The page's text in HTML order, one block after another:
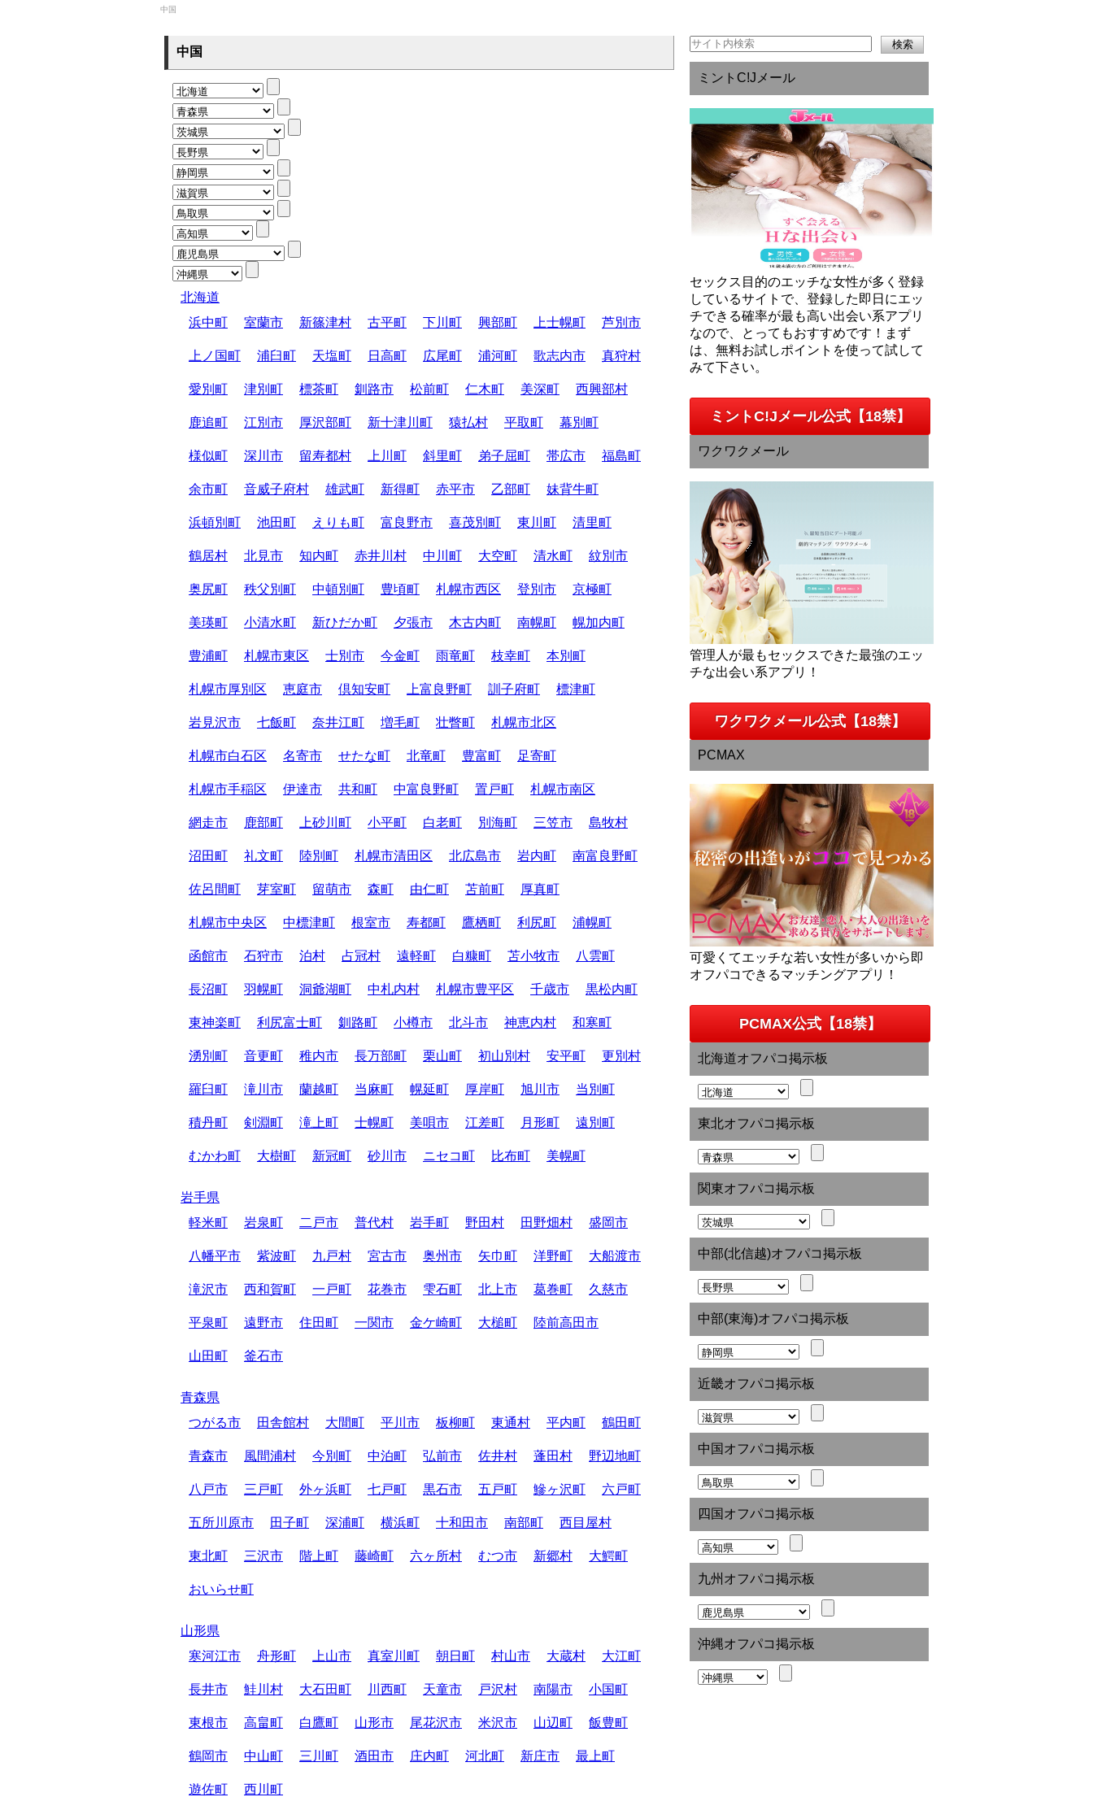
中国
中国
北海道
浜中町
室蘭市 新篠津村 古平町 下川町 興部町 上士幌町 芦別市
上ノ国町 浦臼町 天塩町 日高町 広尾町 浦河町 歌志内市 真狩村
愛別町 津別町 標茶町 釧路市 松前町 仁木町 美深町 西興部村
鹿追町 江別市 厚沢部町 新十津川町 猿払村 平取町 幕別町
様似町 深川市 留寿都村 上川町 斜里町 弟子屈町 帯広市 福島町
余市町 音威子府村 雄武町 新得町 赤平市 乙部町 妹背牛町
浜頓別町 池田町 えりも町 富良野市 喜茂別町 東川町 清里町
鶴居村 北見市 知内町 赤井川村 中川町 大空町 清水町 紋別市
奥尻町 秩父別町 中頓別町 豊頃町 札幌市西区 登別市 京極町
美瑛町 小清水町 新ひだか町 夕張市 木古内町 南幌町 幌加内町
豊浦町 札幌市東区 士別市 今金町 雨竜町 枝幸町 本別町
札幌市厚別区 恵庭市 倶知安町 上富良野町 訓子府町 標津町
岩見沢市 七飯町 奈井江町 増毛町 壮瞥町 札幌市北区
札幌市白石区 名寄市 せたな町 北竜町 豊富町 足寄町
札幌市手稲区 伊達市 共和町 中富良野町 置戸町 札幌市南区
網走市 鹿部町 上砂川町 小平町 白老町 別海町 三笠市 島牧村
沼田町 礼文町 陸別町 札幌市清田区 北広島市 岩内町 南富良野町
佐呂間町 芽室町 留萌市 森町 由仁町 苫前町 厚真町
札幌市中央区 中標津町 根室市 寿都町 鷹栖町 利尻町 浦幌町
函館市 石狩市 泊村 占冠村 遠軽町 白糠町 苫小牧市 八雲町
長沼町 羽幌町 洞爺湖町 中札内村 札幌市豊平区 千歳市 黒松内町
東神楽町 利尻富士町 釧路町 小樽市 北斗市 神恵内村 和寒町
湧別町 音更町 稚内市 長万部町 栗山町 初山別村 安平町 更別村
羅臼町 滝川市 蘭越町 当麻町 幌延町 厚岸町 旭川市 当別町
積丹町 剣淵町 滝上町 士幌町 美唄市 江差町 月形町 遠別町
むかわ町 大樹町 新冠町 砂川市 ニセコ町 比布町 美幌町
岩手県
軽米町
岩泉町 二戸市 普代村 岩手町 野田村 田野畑村 盛岡市
八幡平市 紫波町 九戸村 宮古市 奥州市 矢巾町 洋野町 大船渡市
滝沢市 西和賀町 一戸町 花巻市 雫石町 北上市 葛巻町 久慈市
平泉町 遠野市 住田町 一関市 金ケ崎町 大槌町 陸前高田市
山田町 釜石市
青森県
つがる市
田舎館村 大間町 平川市 板柳町 東通村 平内町 鶴田町
青森市 風間浦村 今別町 中泊町 弘前市 佐井村 蓬田村 野辺地町
八戸市 三戸町 外ヶ浜町 七戸町 黒石市 五戸町 鰺ヶ沢町 六戸町
五所川原市 田子町 深浦町 横浜町 十和田市 南部町 西目屋村
東北町 三沢市 階上町 藤崎町 六ヶ所村 むつ市 新郷村 大鰐町
おいらせ町
山形県
寒河江市
舟形町 上山市 真室川町 朝日町 村山市 大蔵村 大江町
長井市 鮭川村 大石田町 川西町 天童市 戸沢村 南陽市 小国町
東根市 高畠町 白鷹町 山形市 尾花沢市 米沢市 山辺町 飯豊町
鶴岡市 中山町 三川町 酒田市 庄内町 河北町 新庄市 最上町
遊佐町 西川町
ミントC!Jメール
セックス目的のエッチな女性が多く登録
しているサイトで、登録した即日にエッ
チできる確率が最も高い出会い系アプリ
なので、とってもおすすめです！まず
は、無料お試しポイントを使って試して
みて下さい。
ミントC!Jメール公式【18禁】
ワクワクメール
管理人が最もセックスできた最強のエッ
チな出会い系アプリ！
ワクワクメール公式【18禁】
PCMAX
可愛くてエッチな若い女性が多いから即
オフパコできるマッチングアプリ！
PCMAX公式【18禁】
北海道オフパコ掲示板
東北オフパコ掲示板
関東オフパコ掲示板
中部(北信越)オフパコ掲示板
中部(東海)オフパコ掲示板
近畿オフパコ掲示板
中国オフパコ掲示板
四国オフパコ掲示板
九州オフパコ掲示板
沖縄オフパコ掲示板